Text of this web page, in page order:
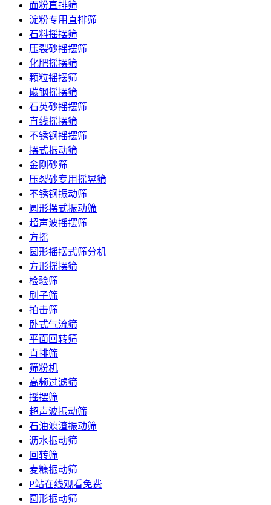
面粉直排筛
淀粉专用直排筛
石料摇摆筛
压裂砂摇摆筛
化肥摇摆筛
颗粒摇摆筛
碳钢摇摆筛
石英砂摇摆筛
直线摇摆筛
不锈钢摇摆筛
摆式振动筛
金刚砂筛
压裂砂专用摇晃筛
不锈钢振动筛
圆形摆式振动筛
超声波摇摆筛
方摇
圆形摇摆式筛分机
方形摇摆筛
检验筛
刷子筛
拍击筛
卧式气流筛
平面回转筛
直排筛
筛粉机
高频过滤筛
摇摆筛
超声波振动筛
石油滤渣振动筛
沥水振动筛
回转筛
麦糠振动筛
P站在线观看免费
圆形振动筛